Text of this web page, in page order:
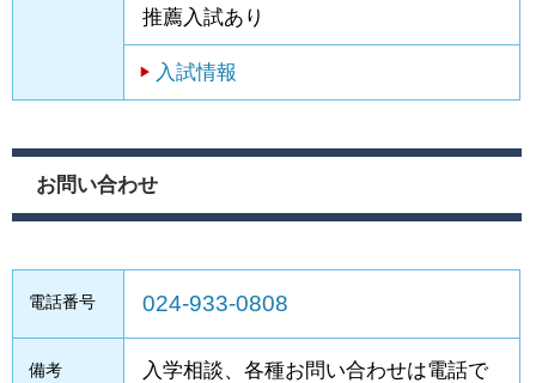
推薦入試あり
入試情報
お問い合わせ
電話番号 024-933-0808
備考
入学相談、各種お問い合わせは電話で